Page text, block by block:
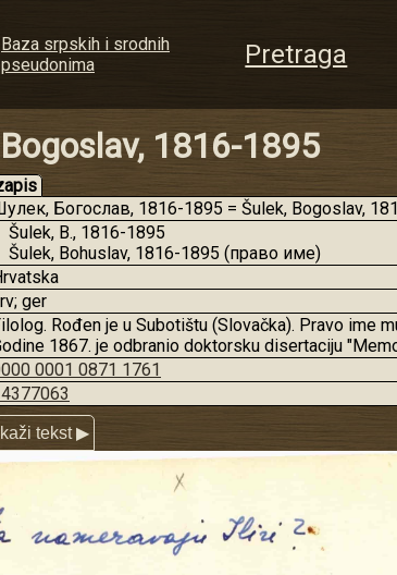
Baza srpskih i srodnih
pseudonima
Pretraga
1816-1895
Богослав, 1816-1895 = Šulek, Bogoslav,
Šulek, B., 1816-1895
Šulek, Bohuslav, 1816-1895 (право име)
ger
Rođen je u Subotištu (Slovačka). Pravo ime
1867. je odbranio doktorsku disertaciju
0001 0871 1761